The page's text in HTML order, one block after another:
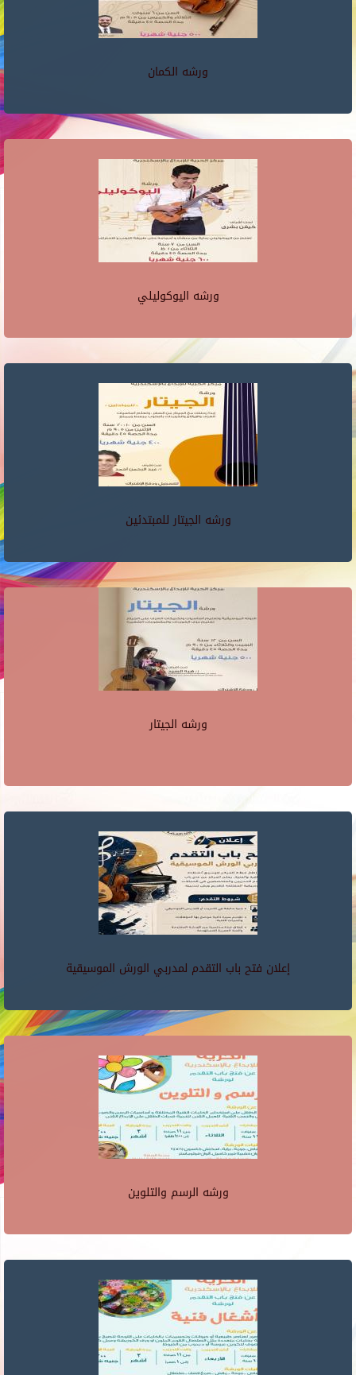
ورشه الكمان
ورشه اليوكوليلي
ورشه الجيتار للمبتدئين
ورشه الجيتار
إعلان فتح باب التقدم لمدربي الورش الموسيقية
ورشه الرسم والتلوين